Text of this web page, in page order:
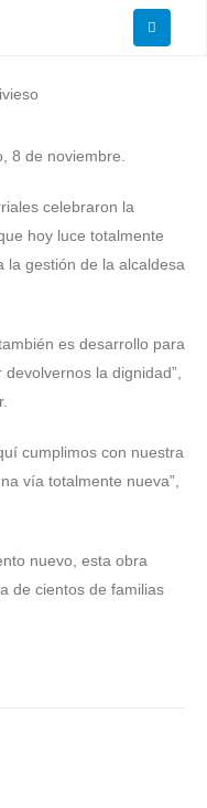
8 de noviembre.
celebraron la
hoy luce totalmente
la gestión de la alcaldesa
es desarrollo para
la dignidad”,
cumplimos con nuestra
vía totalmente nueva”,
nuevo, esta obra
de cientos de familias